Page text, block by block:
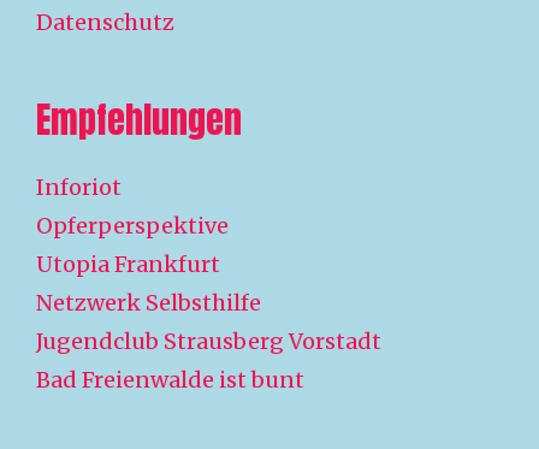
Datenschutz
Empfehlungen
Inforiot
Opferperspektive
Utopia Frankfurt
Netzwerk Selbsthilfe
Jugendclub Strausberg Vorstadt
Bad Freienwalde ist bunt